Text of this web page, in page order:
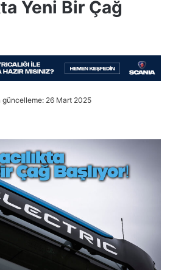
Yeni Bir Çağ
güncelleme: 26 Mart 2025